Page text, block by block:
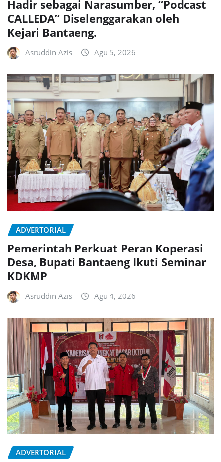
Hadir sebagai Narasumber, “Podcast
CALLEDA” Diselenggarakan oleh
Kejari Bantaeng.
Asruddin Azis Agu 5, 2026
ADVERTORIAL
Pemerintah Perkuat Peran Koperasi
Desa, Bupati Bantaeng Ikuti Seminar
KDKMP
Asruddin Azis Agu 4, 2026
ADVERTORIAL